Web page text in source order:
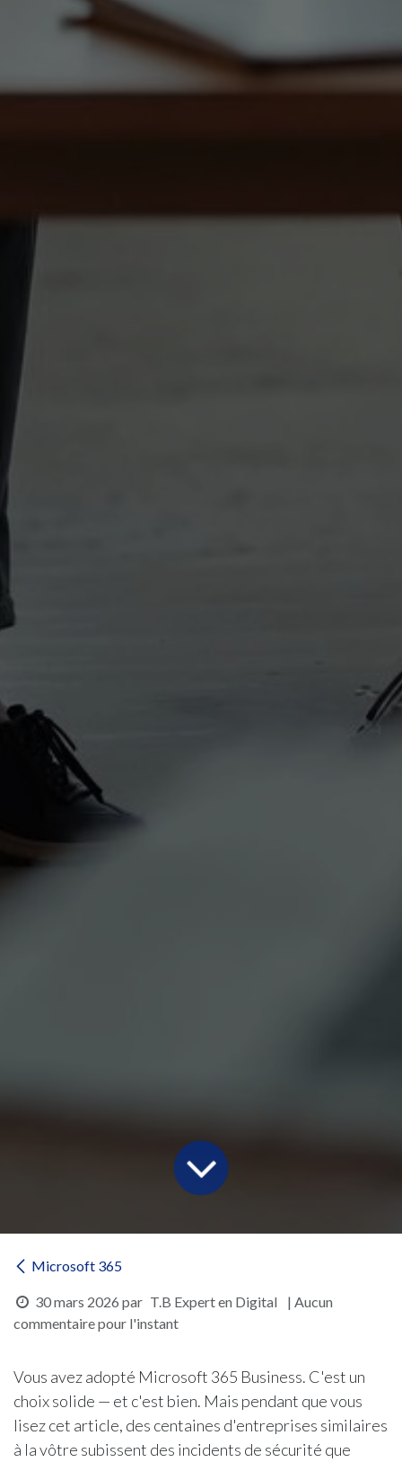
Microsoft 365
30 mars 2026 par T.B Expert en Digital
| Aucun
commentaire pour l'instant
Vous avez adopté Microsoft 365 Business. C'est un
choix solide — et c'est bien. Mais pendant que vous
lisez cet article, des centaines d'entreprises similaires
à la vôtre subissent des incidents de sécurité que